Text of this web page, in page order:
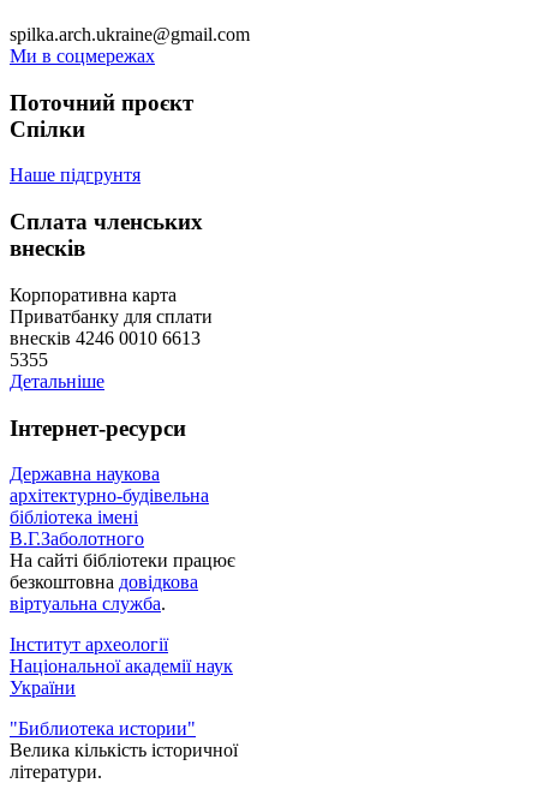
spilka.arch.ukraine@gmail.com
Ми в соцмережах
Поточний проєкт
Спілки
Наше підгрунтя
Сплата членських
внесків
Корпоративна карта
Приватбанку для сплати
внесків 4246 0010 6613
5355
Детальніше
Інтернет-ресурси
Державна наукова
архітектурно-будівельна
бібліотека імені
В.Г.Заболотного
На сайті бібліотеки працює
безкоштовна довідкова
віртуальна служба.
Інститут археології
Національної академії наук
України
"Библиотека истории"
Велика кількість історичної
літератури.